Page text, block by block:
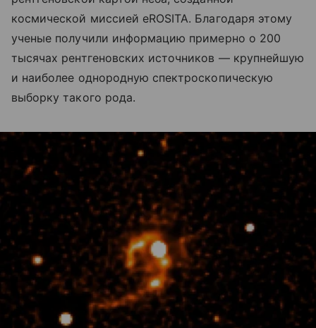
космической миссией eROSITA. Благодаря этому
ученые получили информацию примерно о 200
тысячах рентгеновских источников — крупнейшую
и наиболее однородную спектроскопическую
выборку такого рода.